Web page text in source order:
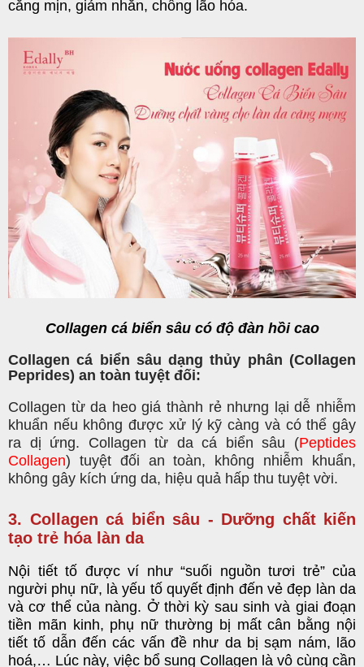
căng mịn, giảm nhăn, chống lão hóa.
Collagen cá biển sâu có độ đàn hồi cao
Collagen cá biển sâu dạng thủy phân (Collagen
Peprides) an toàn tuyệt đối:
Collagen từ da heo giá thành rẻ nhưng lại dễ nhiễm
khuẩn nếu không được xử lý kỹ càng và có thể gây
ra dị ứng. Collagen từ da cá biển sâu (Peptides
Collagen) tuyệt đối an toàn, không nhiễm khuẩn,
không gây kích ứng da, hiệu quả hấp thu tuyệt vời.
3. Collagen cá biển sâu - Dưỡng chất kiến
tạo trẻ hóa làn da
Nội tiết tố được ví như “suối nguồn tươi trẻ” của
người phụ nữ, là yếu tố quyết định đến vẻ đẹp làn da
và cơ thể của nàng. Ở thời kỳ sau sinh và giai đoạn
tiền mãn kinh, phụ nữ thường bị mất cân bằng nội
tiết tố dẫn đến các vấn đề như da bị sạm nám, lão
hoá,… Lúc này, việc bổ sung Collagen là vô cùng cần